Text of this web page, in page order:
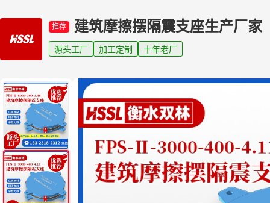
推荐 建筑摩擦摆隔震支座生产厂家
源头工厂 加工定制 十年老厂